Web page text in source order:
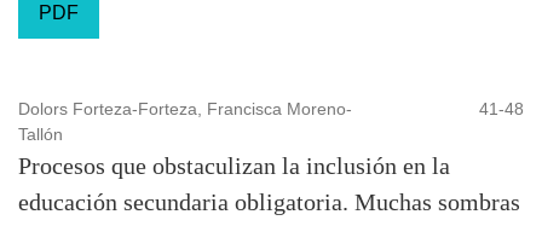
PDF
Dolors Forteza-Forteza, Francisca Moreno-
Tallón
41-48
Procesos que obstaculizan la inclusión en la
educación secundaria obligatoria. Muchas sombras